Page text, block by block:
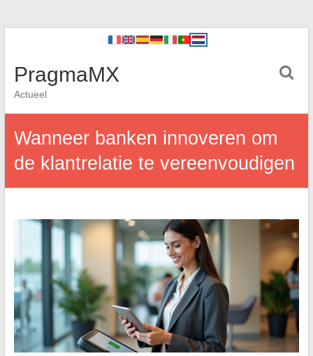
PragmaMX
Actueel
Wanneer banken innoveren om
de klantrelatie te vereenvoudigen